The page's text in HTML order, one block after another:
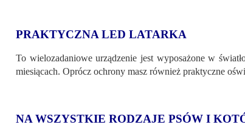
PRAKTYCZNA LED LATARKA
To wielozadaniowe urządzenie jest wyposażone w
miesiącach. Oprócz ochrony masz również praktyczne
NA WSZYSTKIE RODZAJE PSÓW I